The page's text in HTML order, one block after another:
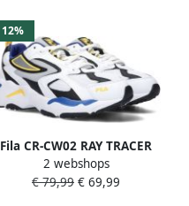
12%
Fila CR-CW02 RAY TRACER
sneakers wit zwart blauw
geel
2 webshops
€ 79,99 € 69,99